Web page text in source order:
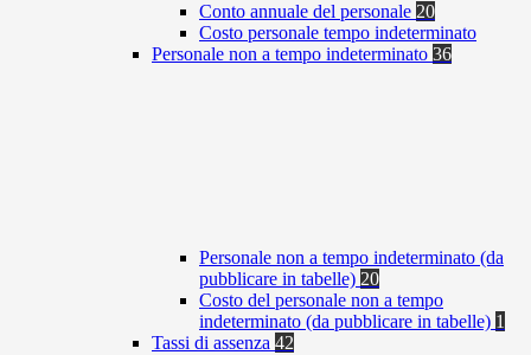
Conto annuale del personale 20
Costo personale tempo indeterminato
Personale non a tempo indeterminato 36
Personale non a tempo indeterminato (da
pubblicare in tabelle) 20
Costo del personale non a tempo
indeterminato (da pubblicare in tabelle) 1
Tassi di assenza 42